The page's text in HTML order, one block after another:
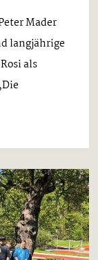
Mader
langjährige
als